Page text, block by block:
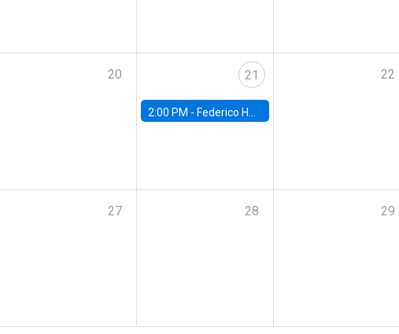
20 21
2:00 PM - Federico Huneeus - Banco Central de Chile
22
27 28 29